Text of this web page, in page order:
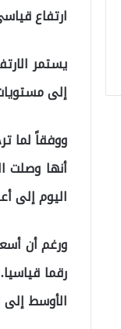
ارتفاع
يستمر
إلى
ووفقاً لما
أنها وصلت
اليوم إلى
ورغم أن
رقما
الأوسط إلى